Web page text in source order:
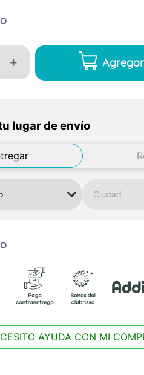
＋
lugar de envío
AYUDA CON MI